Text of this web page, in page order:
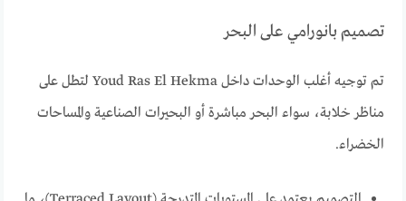
تصميم بانورامي على البحر
تم توجيه أغلب الوحدات داخل Youd Ras El Hekma لتطل على
مناظر خلابة، سواء البحر مباشرة أو البحيرات الصناعية والمساحات
الخضراء.